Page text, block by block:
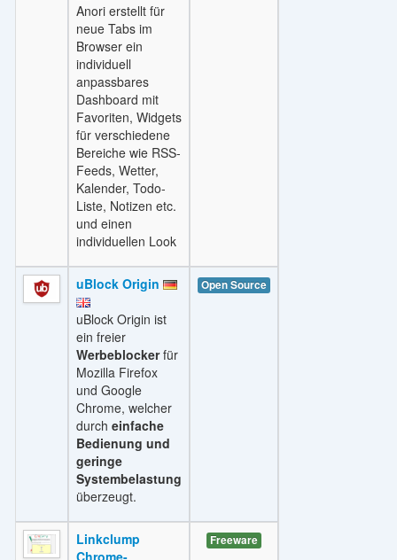
Anori erstellt für
neue Tabs im
Browser ein
individuell
anpassbares
Dashboard mit
Favoriten, Widgets
für verschiedene
Bereiche wie RSS-
Feeds, Wetter,
Kalender, Todo-
Liste, Notizen etc.
und einen
individuellen Look
uBlock Origin
uBlock Origin ist
ein freier
Werbeblockerfür
Mozilla Firefox
und Google
Chrome, welcher
durch einfache
Bedienung und
geringe
Systembelastung
überzeugt.
Open Source
Linkclump
Chrome-
Freeware